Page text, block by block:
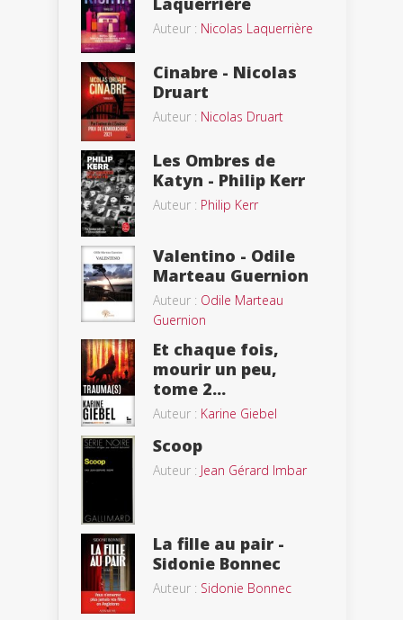
Auteur : Nicolas Laquerrière
Cinabre - Nicolas
Druart
Auteur : Nicolas Druart
Les Ombres de
Katyn - Philip Kerr
Auteur : Philip Kerr
Valentino - Odile
Marteau Guernion
Auteur : Odile Marteau
Guernion
Et chaque fois,
mourir un peu,
tome 2...
Auteur : Karine Giebel
Scoop
Auteur : Jean Gérard Imbar
La fille au pair -
Sidonie Bonnec
Auteur : Sidonie Bonnec